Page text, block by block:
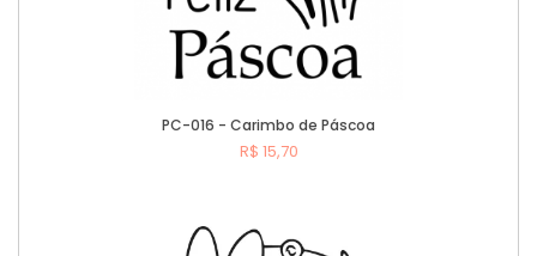
PC-016 - Carimbo de Páscoa
R$ 15,70